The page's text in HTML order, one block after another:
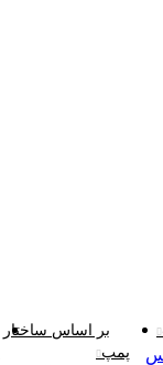
بر اساس ساختار
پمپ